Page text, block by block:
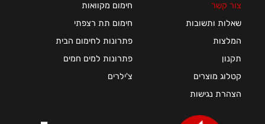
צור קשר
שאלות ותשובות
המלצות
תקנון
קטלוג מוצרים
הצהרת נגישות
חימום מקוואות
חימום תת רצפתי
פתרונות לחימום הבית
פתרונות למים חמים
צ'ילרים